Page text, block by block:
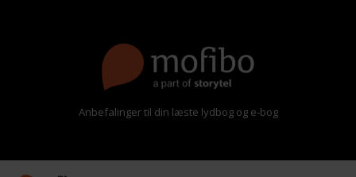
Anbefalinger til din læste lydbog og e-bog